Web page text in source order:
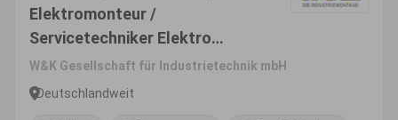
Elektromonteur /
Servicetechniker Elektro
(m/w/d)
W&K Gesellschaft für Industrietechnik mbH
Deutschlandweit